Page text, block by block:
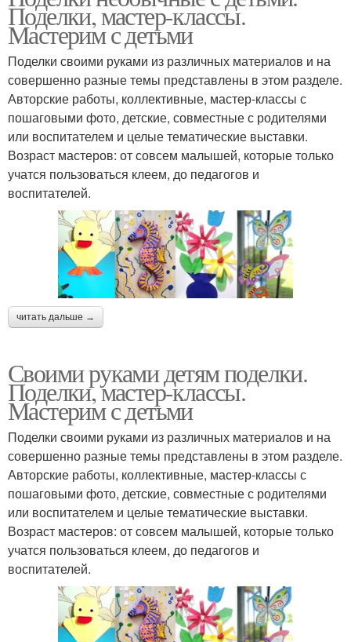
Поделки, мастер-классы.
Мастерим с детьми
Поделки своими руками из различных материалов и на
совершенно разные темы представлены в этом разделе.
Авторские работы, коллективные, мастер-классы с
пошаговыми фото, детские, совместные с родителями
или воспитателем и целые тематические выставки.
Возраст мастеров: от совсем малышей, которые только
учатся пользоваться клеем, до педагогов и
воспитателей.
читать дальше →
Своими руками детям поделки.
Поделки, мастер-классы.
Мастерим с детьми
Поделки своими руками из различных материалов и на
совершенно разные темы представлены в этом разделе.
Авторские работы, коллективные, мастер-классы с
пошаговыми фото, детские, совместные с родителями
или воспитателем и целые тематические выставки.
Возраст мастеров: от совсем малышей, которые только
учатся пользоваться клеем, до педагогов и
воспитателей.